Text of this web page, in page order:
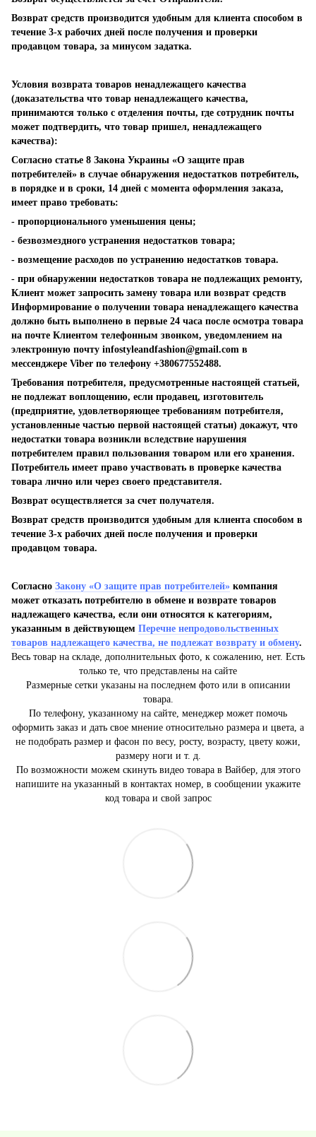
Возврат средств производится удобным для клиента способом в
течение 3-х рабочих дней после получения и проверки
продавцом товара, за минусом задатка.
Условия возврата товаров ненадлежащего качества
(доказательства что товар ненадлежащего качества,
принимаются только с отделения почты, где сотрудник почты
может подтвердить, что товар пришел, ненадлежащего
качества):
Согласно статье 8 Закона Украины «О защите прав
потребителей» в случае обнаружения недостатков потребитель,
в порядке и в сроки, 14 дней с момента оформления заказа,
имеет право требовать:
- пропорционального уменьшения цены;
- безвозмездного устранения недостатков товара;
- возмещение расходов по устранению недостатков товара.
- при обнаружении недостатков товара не подлежащих ремонту,
Клиент может запросить замену товара или возврат средств
Информирование о получении товара ненадлежащего качества
должно быть выполнено в первые 24 часа после осмотра товара
на почте Клиентом телефонным звонком, уведомлением на
электронную почту infostyleandfashion@gmail.com в
мессенджере Viber по телефону +380677552488.
Требования потребителя, предусмотренные настоящей статьей,
не подлежат воплощению, если продавец, изготовитель
(предприятие, удовлетворяющее требованиям потребителя,
установленные частью первой настоящей статьи) докажут, что
недостатки товара возникли вследствие нарушения
потребителем правил пользования товаром или его хранения.
Потребитель имеет право участвовать в проверке качества
товара лично или через своего представителя.
Возврат осуществляется за счет получателя.
Возврат средств производится удобным для клиента способом в
течение 3-х рабочих дней после получения и проверки
продавцом товара.
Согласно Закону «О защите прав потребителей» компания
может отказать потребителю в обмене и возврате товаров
надлежащего качества, если они относятся к категориям,
указанным в действующем Перечне непродовольственных
товаров надлежащего качества, не подлежат возврату и обмену.
Весь товар на складе, дополнительных фото, к сожалению, нет. Есть
только те, что представлены на сайте
Размерные сетки указаны на последнем фото или в описании
товара.
По телефону, указанному на сайте, менеджер может помочь
оформить заказ и дать свое мнение относительно размера и цвета, а
не подобрать размер и фасон по весу, росту, возрасту, цвету кожи,
размеру ноги и т. д.
По возможности можем скинуть видео товара в Вайбер, для этого
напишите на указанный в контактах номер, в сообщении укажите
код товара и свой запрос